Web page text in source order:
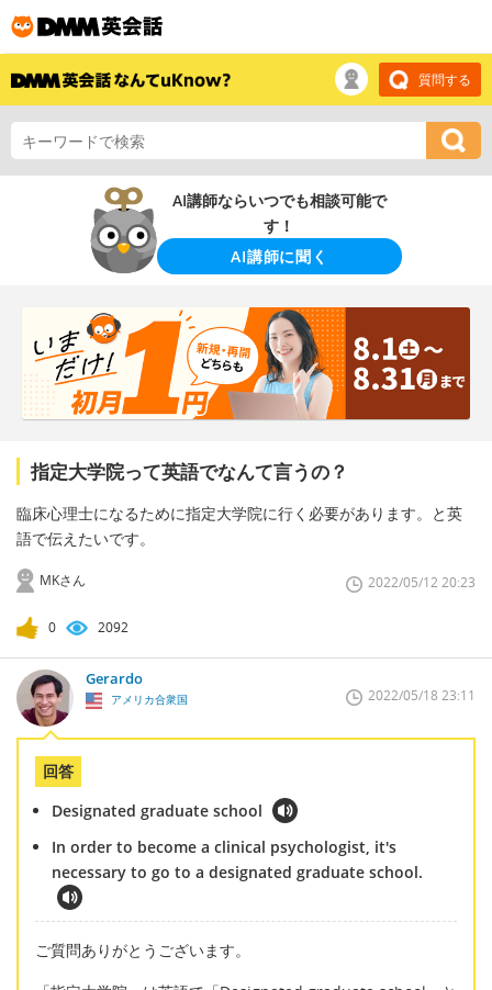
質問する
AI講師ならいつでも相談可能で
す！
AI講師に聞く
指定大学院って英語でなんて言うの？
臨床心理士になるために指定大学院に行く必要があります。と英
語で伝えたいです。
MKさん 2022/05/12 20:23
0 2092
Gerardo
アメリカ合衆国 2022/05/18 23:11
回答
Designated graduate school
In order to become a clinical psychologist, it's
necessary to go to a designated graduate school.
ご質問ありがとうございます。